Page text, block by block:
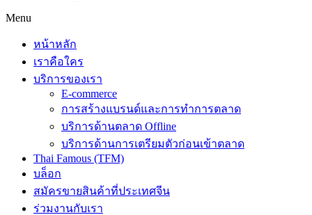
Menu
หน้าหลัก
เราคือใคร
บริการของเรา
E-commerce
การสร้างแบรนด์และการทำการตลาด
บริการด้านตลาด Offline
บริการด้านการเตรียมตัวก่อนเข้าตลาด
Thai Famous (TFM)
บล็อก
สมัครขายสินค้าที่ประเทศจีน
ร่วมงานกับเรา